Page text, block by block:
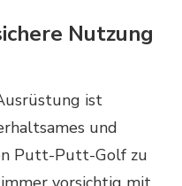
Nutzung
ist
und
Putt-Putt-Golf zu